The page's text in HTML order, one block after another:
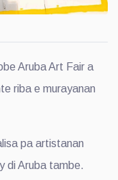
Aruba Art Fair a
riba e murayanan
pa artistanan
di Aruba tambe.